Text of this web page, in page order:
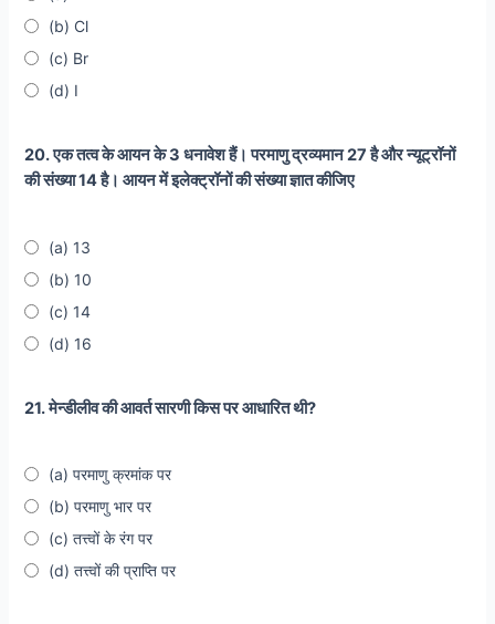
(b) Cl
(c) Br
(d) I
20. एक तत्व के आयन के 3 धनावेश हैं। परमाणु द्रव्यमान 27 है और न्यूट्रॉनों
की संख्या 14 है। आयन में इलेक्ट्रॉनों की संख्या ज्ञात कीजिए
(a) 13
(b) 10
(c) 14
(d) 16
21. मेन्डीलीव की आवर्त सारणी किस पर आधारित थी?
(a) परमाणु क्रमांक पर
(b) परमाणु भार पर
(c) तत्त्वों के रंग पर
(d) तत्त्वों की प्राप्ति पर